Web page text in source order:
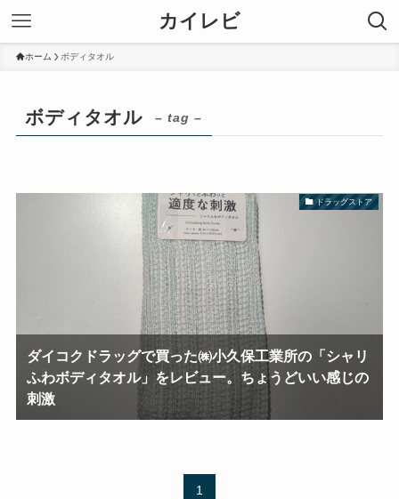
カイレビ
ホーム ボディタオル
ボディタオル – tag –
ドラッグストア
ダイコクドラッグで買った㈱小久保工業所の「シャリ
ふわボディタオル」をレビュー。ちょうどいい感じの
刺激
1